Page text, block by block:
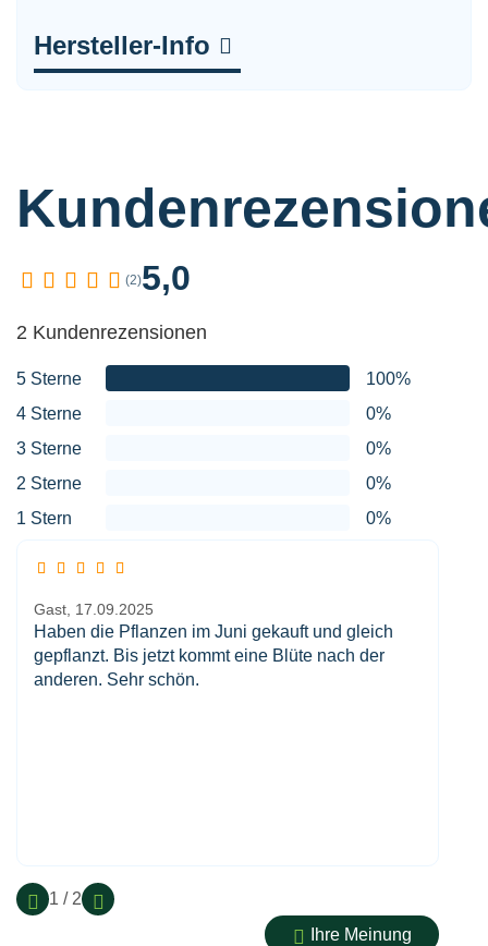
Hersteller-Info
(2)5,0
2 Kundenrezensionen
5 Sterne
100%
4 Sterne
0%
3 Sterne
0%
2 Sterne
0%
1 Stern
0%
Gast, 17.09.2025
Haben die Pflanzen im Juni gekauft und gleich
gepflanzt. Bis jetzt kommt eine Blüte nach der
anderen. Sehr schön.
1 / 2
Ihre Meinung